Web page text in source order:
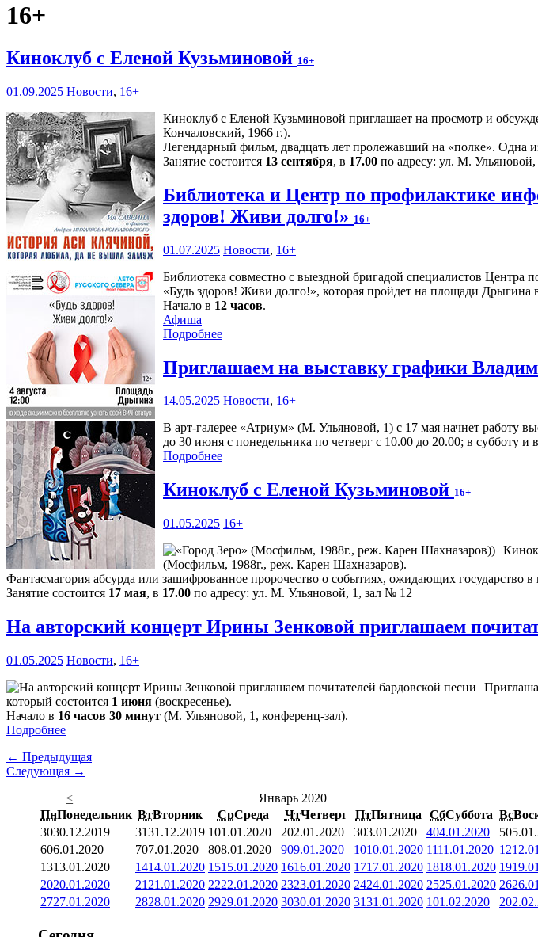
16+
Киноклуб с Еленой Кузьминовой 16+
01.09.2025 Новости, 16+
Киноклуб с Еленой Кузьминовой приглашает на просмотр и
Кончаловский, 1966 г.).
Легендарный фильм, двадцать лет пролежавший на «полке». Одна
Занятие состоится 13 сентября, в 17.00 по адресу: ул. М.
Библиотека и Центр по профилактике
здоров! Живи долго!» 16+
01.07.2025 Новости, 16+
Библиотека совместно с выездной бригадой специалистов
«Будь здоров! Живи долго!», которая пройдет на площади Дрыгина
Начало в 12 часов.
Афиша
Подробнее
Приглашаем на выставку графики
14.05.2025 Новости, 16+
В арт-галерее «Атриум» (М. Ульяновой, 1) с 17 мая начнет работу
до 30 июня с понедельника по четверг с 10.00 до 20.00; в субботу
Подробнее
Киноклуб с Еленой Кузьминовой 16+
01.05.2025 16+
(Мосфильм, 1988г., реж. Карен Шахназаров).
Фантасмагория абсурда или зашифрованное пророчество о событиях, ожидающих государство в
Занятие состоится 17 мая, в 17.00 по адресу: ул. М. Ульяновой, 1, зал № 12
На авторский концерт Ирины Зенковой приглашаем
01.05.2025 Новости, 16+
который состоится 1 июня (воскресенье).
Начало в 16 часов 30 минут (М. Ульяновой, 1, конференц-зал).
Подробнее
← Предыдущая
Следующая →
<
Январь 2020
ПнПонедельник ВтВторник СрСреда ЧтЧетверг ПтПятница СбСуббота Вс
3030.12.2019 3131.12.2019 101.01.2020 202.01.2020 303.01.2020 404.01.2020 5
606.01.2020 707.01.2020 808.01.2020 909.01.2020 1010.01.2020 1111.01.2020 12
1313.01.2020 1414.01.2020 1515.01.2020 1616.01.2020 1717.01.2020 1818.01.2020 19
2020.01.2020 21 21.01.2020 2222.01.2020 2323.01.2020 2424.01.2020 2525.01.2020 26
2727.01.2020 2828.01.2020 2929.01.2020 3030.01.2020 3131.01.2020 101.02.2020 2